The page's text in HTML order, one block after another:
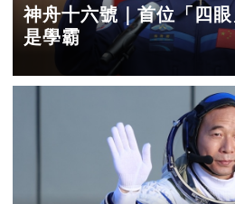
神舟十六號｜首位「四
是學霸